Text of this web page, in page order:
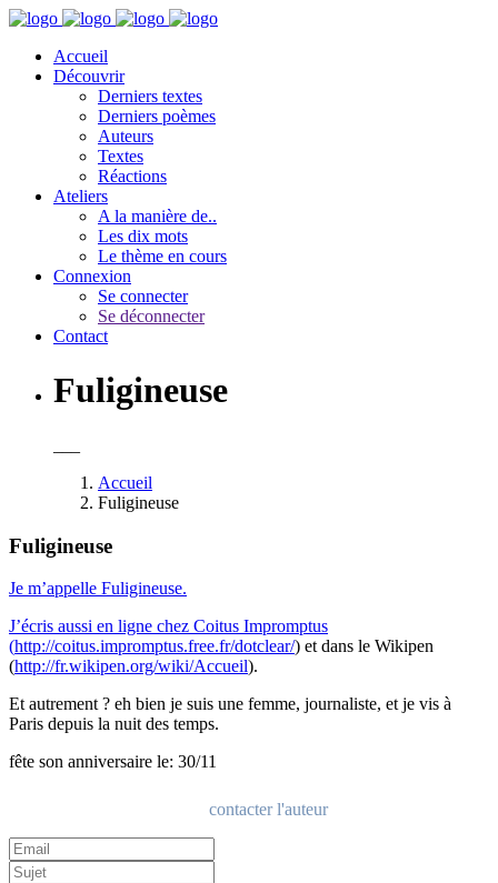
Accueil
Découvrir
Derniers textes
Derniers poèmes
Auteurs
Textes
Réactions
Ateliers
A la manière de..
Les dix mots
Le thème en cours
Connexion
Se connecter
Se déconnecter
Contact
Fuligineuse
Accueil
Fuligineuse
Fuligineuse
Je m’appelle Fuligineuse.
J’écris aussi en ligne chez Coitus Impromptus
(http://coitus.impromptus.free.fr/dotclear/) et dans le Wikipen
(http://fr.wikipen.org/wiki/Accueil).
Et autrement ? eh bien je suis une femme, journaliste, et je vis à
Paris depuis la nuit des temps.
fête son anniversaire le: 30/11
contacter l'auteur